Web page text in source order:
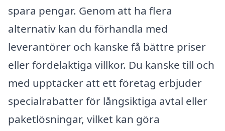
spara pengar. Genom att ha flera
alternativ kan du förhandla med
leverantörer och kanske få bättre priser
eller fördelaktiga villkor. Du kanske till och
med upptäcker att ett företag erbjuder
specialrabatter för långsiktiga avtal eller
paketlösningar, vilket kan göra